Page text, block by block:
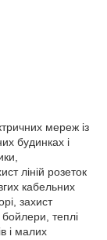
мереж із
будинках і
ліній розеток
кабельних
захист
бойлери, теплі
і малих